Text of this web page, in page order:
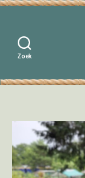
Zoek